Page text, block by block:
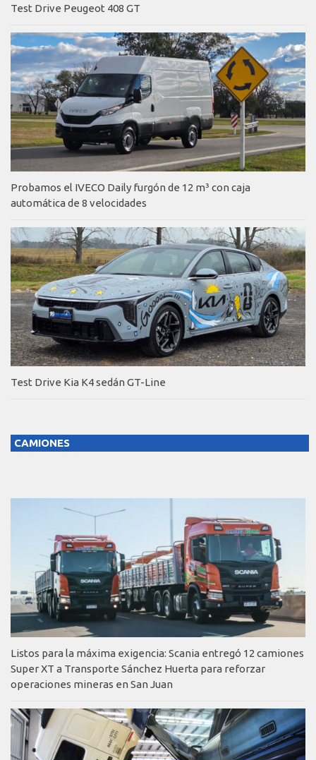
Test Drive Peugeot 408 GT
Probamos el IVECO Daily furgón de 12 m³ con caja
automática de 8 velocidades
Test Drive Kia K4 sedán GT-Line
CAMIONES
Listos para la máxima exigencia: Scania entregó 12 camiones
Super XT a Transporte Sánchez Huerta para reforzar
operaciones mineras en San Juan